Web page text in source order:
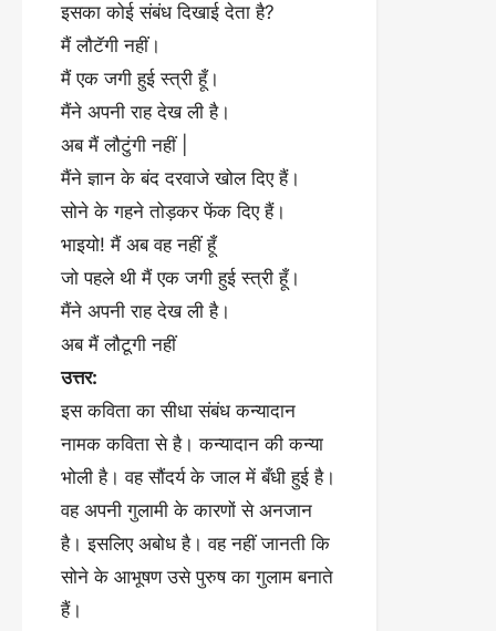
इसका कोई संबंध दिखाई देता है?
मैं लौटॅगी नहीं।
मैं एक जगी हुई स्त्री हूँ।
मैंने अपनी राह देख ली है।
अब मैं लौटुंगी नहीं |
मैंने ज्ञान के बंद दरवाजे खोल दिए हैं।
सोने के गहने तोड़कर फेंक दिए हैं।
भाइयो! मैं अब वह नहीं हूँ
जो पहले थी मैं एक जगी हुई स्त्री हूँ।
मैंने अपनी राह देख ली है।
अब मैं लौटूगी नहीं
उत्तर:
इस कविता का सीधा संबंध कन्यादान
नामक कविता से है। कन्यादान की कन्या
भोली है। वह सौंदर्य के जाल में बँधी हुई है।
वह अपनी गुलामी के कारणों से अनजान
है। इसलिए अबोध है। वह नहीं जानती कि
सोने के आभूषण उसे पुरुष का गुलाम बनाते
हैं।